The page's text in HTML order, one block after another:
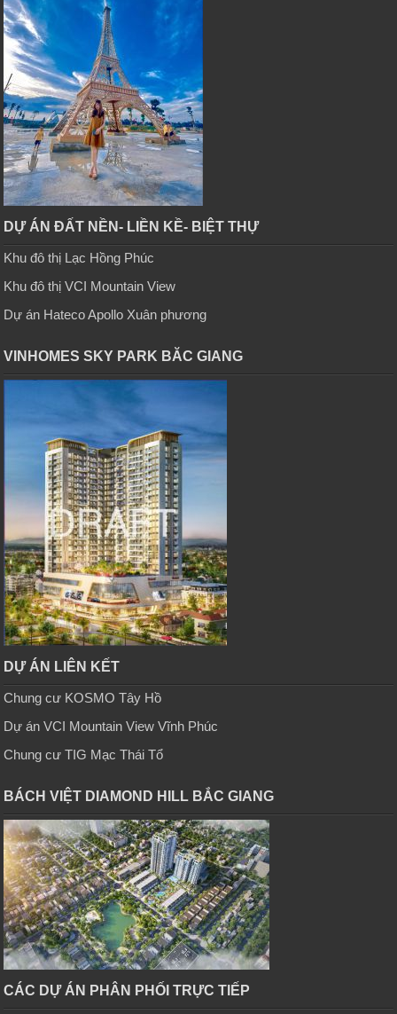
DỰ ÁN ĐẤT NỀN- LIỀN KỀ- BIỆT THỰ
Khu đô thị Lạc Hồng Phúc
Khu đô thị VCI Mountain View
Dự án Hateco Apollo Xuân phương
VINHOMES SKY PARK BĂC GIANG
DỰ ÁN LIÊN KẾT
Chung cư KOSMO Tây Hồ
Dự án VCI Mountain View Vĩnh Phúc
Chung cư TIG Mạc Thái Tổ
BÁCH VIỆT DIAMOND HILL BẮC GIANG
CÁC DỰ ÁN PHÂN PHỐI TRỰC TIẾP